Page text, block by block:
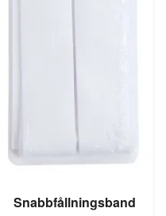
Snabbfållningsband